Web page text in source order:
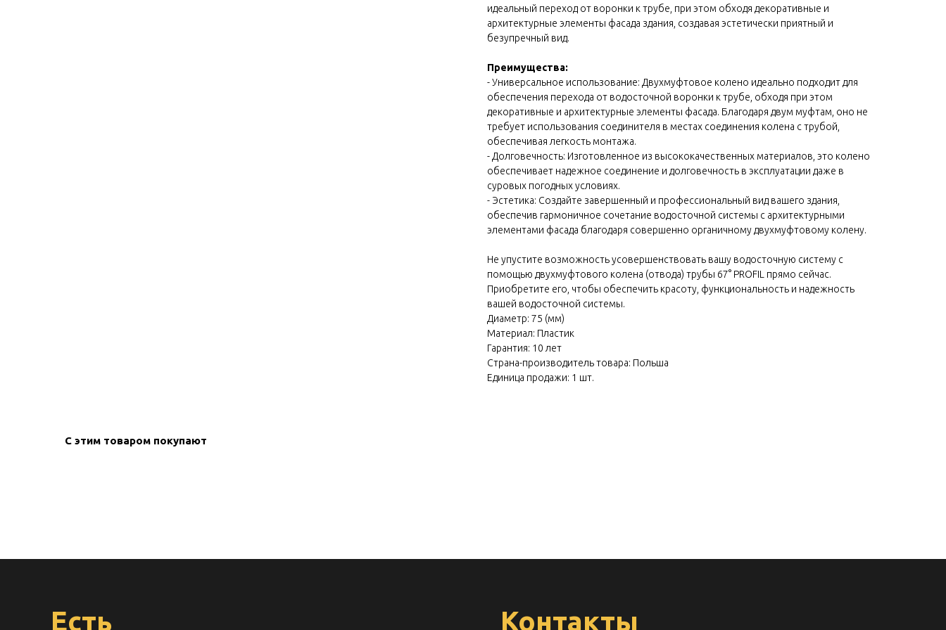
Zero block
идеальный переход от воронки к трубе, при этом обходя декоративные и
архитектурные элементы фасада здания, создавая эстетически приятный и
безупречный вид.
Преимущества:
- Универсальное использование: Двухмуфтовое колено идеально подходит для
обеспечения перехода от водосточной воронки к трубе, обходя при этом
декоративные и архитектурные элементы фасада. Благодаря двум муфтам, оно не
требует использования соединителя в местах соединения колена с трубой,
обеспечивая легкость монтажа.
- Долговечность: Изготовленное из высококачественных материалов, это колено
обеспечивает надежное соединение и долговечность в эксплуатации даже в
суровых погодных условиях.
- Эстетика: Создайте завершенный и профессиональный вид вашего здания,
обеспечив гармоничное сочетание водосточной системы с архитектурными
элементами фасада благодаря совершенно органичному двухмуфтовому колену.
Не упустите возможность усовершенствовать вашу водосточную систему с
помощью двухмуфтового колена (отвода) трубы 67° PROFIL прямо сейчас.
Приобретите его, чтобы обеспечить красоту, функциональность и надежность
вашей водосточной системы.
Диаметр: 75 (мм)
Материал: Пластик
Гарантия: 10 лет
Страна-производитель товара: Польша
Единица продажи: 1 шт.
С этим товаром покупают
Контакты
Есть